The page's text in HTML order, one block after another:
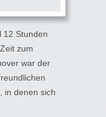
12 Stunden
zum
war der
in denen sich